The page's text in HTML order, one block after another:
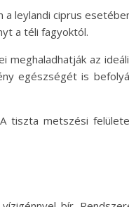
leylandi ciprus
a téli fagyoktól.
az
egészségét is
tiszta metszési